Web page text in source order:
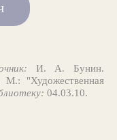
И. А. Бунин.
"Художественная
04.03.10.